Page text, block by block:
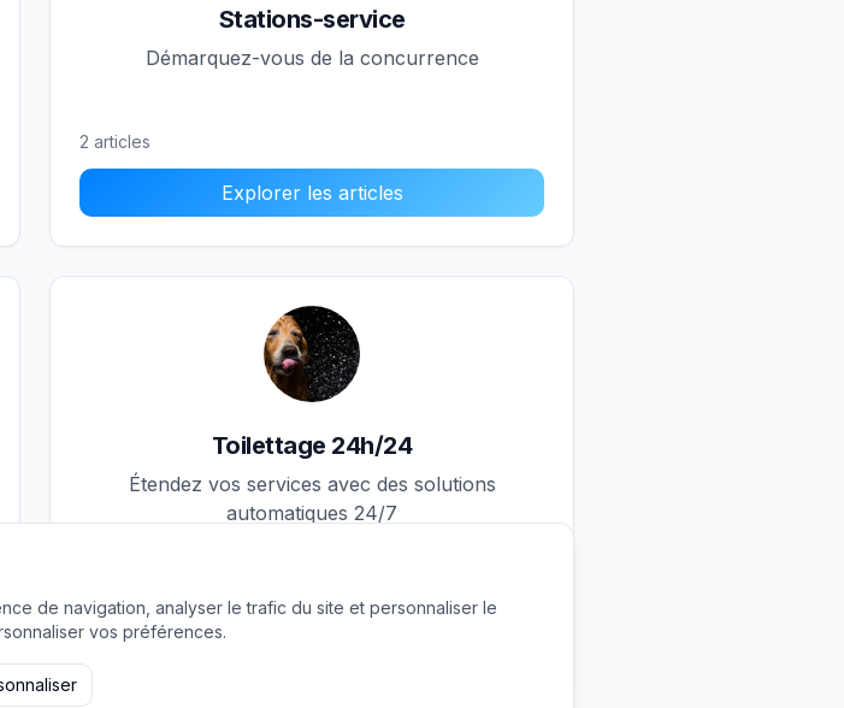
Stations-service
Démarquez-vous de la concurrence
2 articles
Explorer les articles
Toilettage 24h/24
Étendez vos services avec des solutions
automatiques 24/7
articles
de navigation, analyser le trafic du site et personnaliser le
vos préférences.